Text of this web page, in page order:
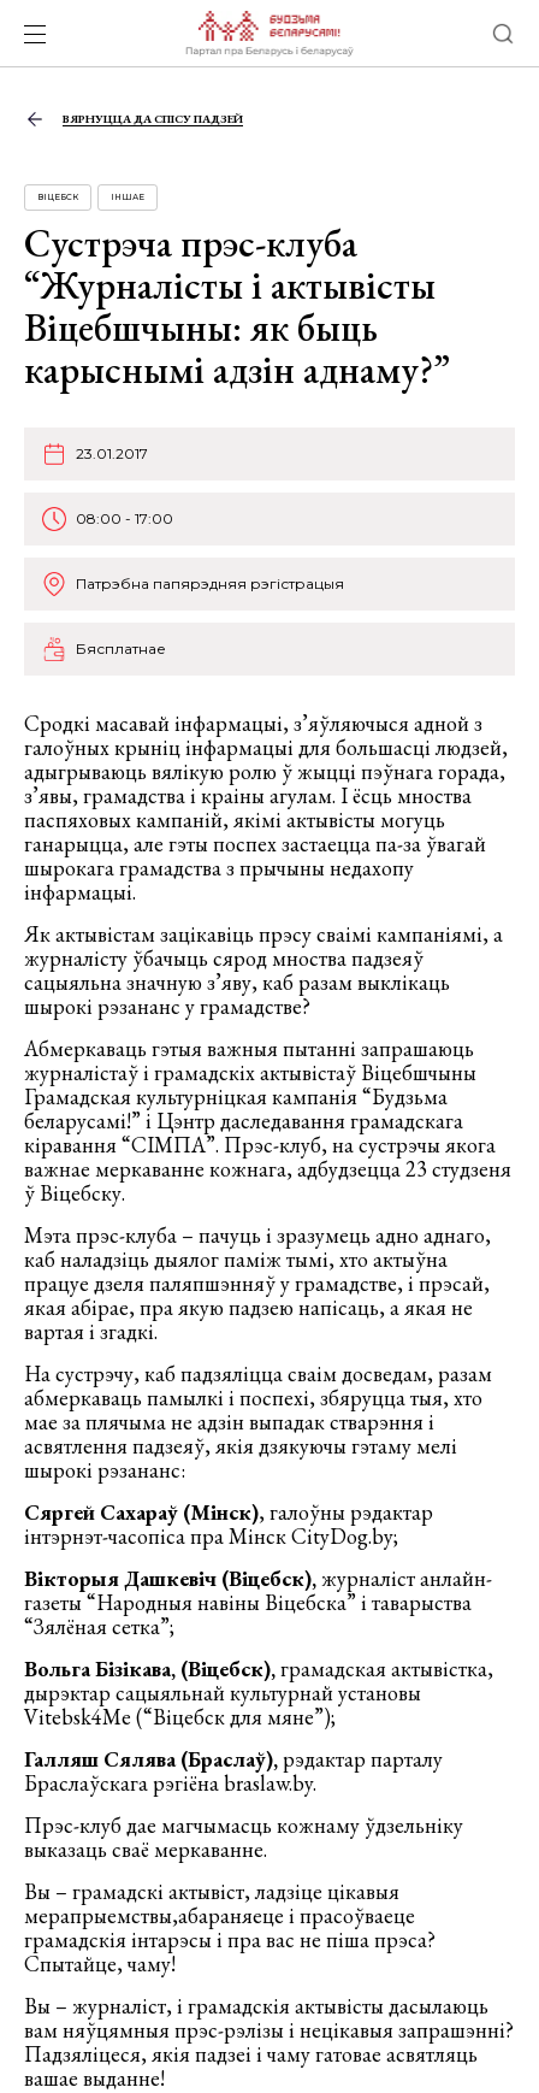
ВЯРНУЦЦА ДА СПІСУ ПАДЗЕЙ
ВІЦЕБСК ІНШАЕ
Сустрэча прэс-клуба
“Журналісты і актывісты
Віцебшчыны: як быць
карыснымі адзін аднаму?”
23.01.2017
08:00 - 17:00
Патрэбна папярэдняя рэгістрацыя
Бясплатнае
Сродкі масавай інфармацыі, з’яўляючыся адной з
галоўных крыніц інфармацыі для большасці людзей,
адыгрываюць вялікую ролю ў жыцці пэўнага горада,
з’явы, грамадства і краіны агулам. І ёсць мноства
паспяховых кампаній, якімі актывісты могуць
ганарыцца, але гэты поспех застаецца па-за ўвагай
шырокага грамадства з прычыны недахопу
інфармацыі.
Як актывістам зацікавіць прэсу сваімі кампаніямі, а
журналісту ўбачыць сярод мноства падзеяў
сацыяльна значную з’яву, каб разам выклікаць
шырокі рэзананс у грамадстве?
Абмеркаваць гэтыя важныя пытанні запрашаюць
журналістаў і грамадскіх актывістаў Віцебшчыны
Грамадская культурніцкая кампанія “Будзьма
беларусамі!” і Цэнтр даследавання грамадскага
кіравання “СІМПА”. Прэс-клуб, на сустрэчы якога
важнае меркаванне кожнага, адбудзецца 23 студзеня
ў Віцебску.
Мэта прэс-клуба – пачуць і зразумець адно аднаго,
каб наладзіць дыялог паміж тымі, хто актыўна
працуе дзеля паляпшэнняў у грамадстве, і прэсай,
якая абірае, пра якую падзею напісаць, а якая не
вартая і згадкі.
На сустрэчу, каб падзяліцца сваім досведам, разам
абмеркаваць памылкі і поспехі, збяруцца тыя, хто
мае за плячыма не адзін выпадак стварэння і
асвятлення падзеяў, якія дзякуючы гэтаму мелі
шырокі рэзананс:
Сяргей Сахараў (Мінск), галоўны рэдактар
інтэрнэт-часопіса пра Мінск CityDog.by;
Вікторыя Дашкевіч (Віцебск),журналіст анлайн-
газеты “Народныя навіны Віцебска” і таварыства
“Зялёная сетка”;
Вольга Бізікава, (Віцебск),грамадская актывістка,
дырэктар сацыяльнай культурнай установы
Vitebsk4Me (“Віцебск для мяне”);
Галляш Сялява (Браслаў),рэдактар парталу
Браслаўскага рэгіёна braslaw.by.
Прэс-клуб дае магчымасць кожнаму ўдзельніку
выказаць сваё меркаванне.
Вы – грамадскі актывіст, ладзіце цікавыя
мерапрыемствы,абараняеце і прасоўваеце
грамадскія інтарэсы і пра вас не піша прэса?
Спытайце, чаму!
Вы – журналіст, і грамадскія актывісты дасылаюць
вам няўцямныя прэс-рэлізы і нецікавыя запрашэнні?
Падзяліцеся, якія падзеі і чаму гатовае асвятляць
вашае выданне!